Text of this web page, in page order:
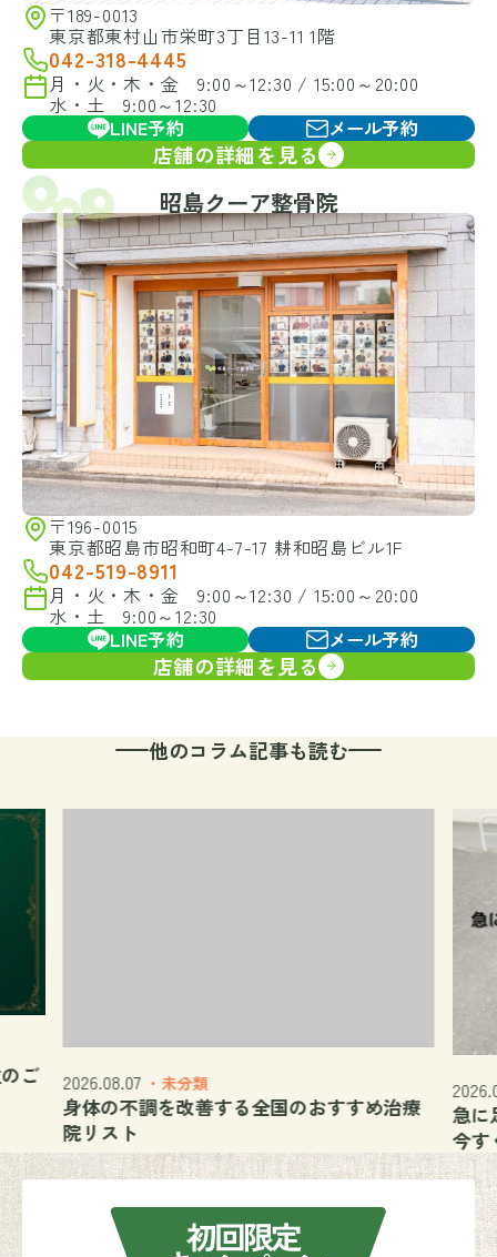
〒189-0013
東京都東村山市栄町3丁目13-11 1階
042-318-4445
月・火・木・金 9:00～12:30 / 15:00～20:00
水・土 9:00～12:30
LINE予約
メール予約
店舗の詳細を見る
昭島クーア整骨院
〒196-0015
東京都昭島市昭和町4-7-17 耕和昭島ビル1F
042-519-8911
月・火・木・金 9:00～12:30 / 15:00～20:00
水・土 9:00～12:30
LINE予約
メール予約
店舗の詳細を見る
他のコラム記事も読む
ご 2026.08.07 ・未分類
身体の不調を改善する全国のおすすめ治療
院リスト
急に
今す